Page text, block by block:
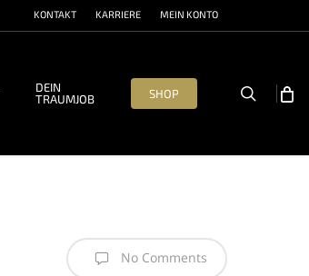
KONTAKT KARRIERE MEIN KONTO
DEIN
TRAUMJOB
SHOP search
No Comments